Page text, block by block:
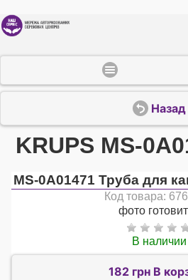
Назад
KRUPS MS-
MS-0A01471 Труба для
Код товара:
фото
В наличии
182 грн В